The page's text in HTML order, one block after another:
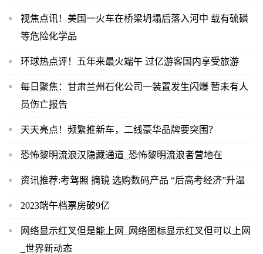
视焦点讯！美国一火车在桥梁坍塌后落入河中 载有硫磺
等危险化学品
环球热点评！五年来最火端午 过亿游客国内享受旅游
每日聚焦：甘肃兰州石化公司一装置发生闪爆 暂未有人
员伤亡报告
天天亮点！频繁推新车，二线豪华品牌要突围？
恐怖黎明流浪汉隐藏通道_恐怖黎明流浪者营地在
资讯推荐:考驾照 摘镜 选购数码产品 “后高考经济”升温
2023端午档票房破9亿
网络显示红叉但是能上网_网络图标显示红叉但可以上网
_世界新动态